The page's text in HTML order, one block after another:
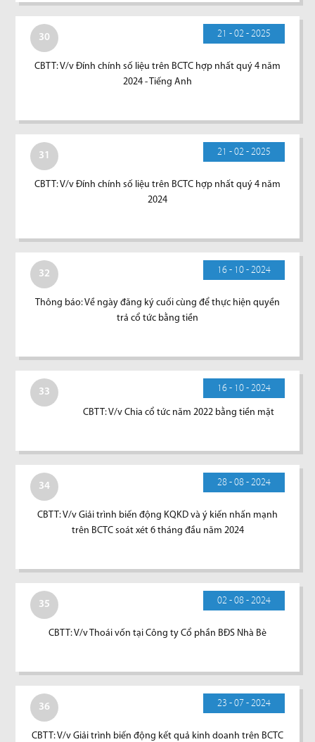
30 21 - 02 - 2025
CBTT: V/v Đính chính số liệu trên BCTC hợp nhất quý 4 năm
2024 - Tiếng Anh
31 21 - 02 - 2025
CBTT: V/v Đính chính số liệu trên BCTC hợp nhất quý 4 năm
2024
32 16 - 10 - 2024
Thông báo: Về ngày đăng ký cuối cùng để thực hiện quyền
trả cổ tức bằng tiền
33 16 - 10 - 2024
CBTT: V/v Chia cổ tức năm 2022 bằng tiền mặt
34 28 - 08 - 2024
CBTT: V/v Giải trình biến động KQKD và ý kiến nhấn mạnh
trên BCTC soát xét 6 tháng đầu năm 2024
35 02 - 08 - 2024
CBTT: V/v Thoái vốn tại Công ty Cổ phần BĐS Nhà Bè
36 23 - 07 - 2024
CBTT: V/v Giải trình biến động kết quả kinh doanh trên BCTC